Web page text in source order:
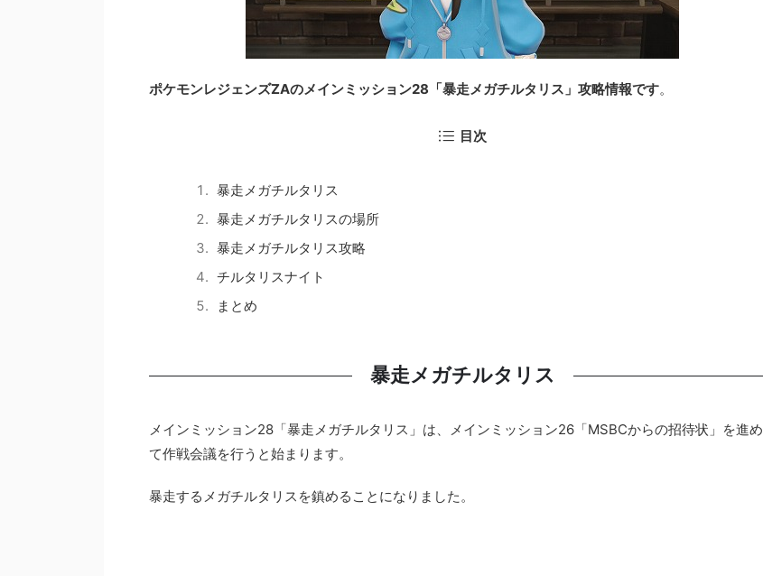
ポケモンレジェンズZAのメインミッション28「暴走メガチルタリス」攻略情報です。
目次
暴走メガチルタリス
暴走メガチルタリスの場所
暴走メガチルタリス攻略
チルタリスナイト
まとめ
暴走メガチルタリス
メインミッション28「暴走メガチルタリス」は、メインミッション26「MSBCからの招待状」を進め
て作戦会議を行うと始まります。
暴走するメガチルタリスを鎮めることになりました。